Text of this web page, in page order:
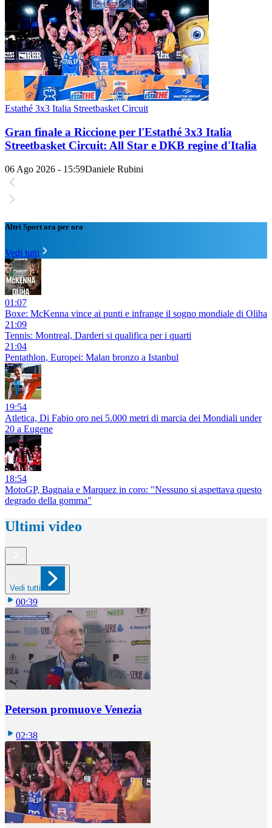
Estathé 3x3 Italia Streetbasket Circuit
Gran finale a Riccione per l'Estathé 3x3 Italia
Streetbasket Circuit: All Star e DKB regine d'Italia
06 Ago 2026 - 15:59Daniele Rubini
Altri Sport ora per ora
Vedi tutti
01:07
Boxe: McKenna vince ai punti e infrange il sogno mondiale di Oliha
21:09
Tennis: Montreal, Darderi si qualifica per i quarti
21:04
Pentathlon, Europei: Malan bronzo a Istanbul
19:54
Atletica, Di Fabio oro nei 5.000 metri di marcia dei Mondiali under
20 a Eugene
18:54
MotoGP, Bagnaia e Marquez in coro: "Nessuno si aspettava questo
degrado della gomma"
Ultimi video
Vedi tutti
00:39
Peterson promuove Venezia
02:38